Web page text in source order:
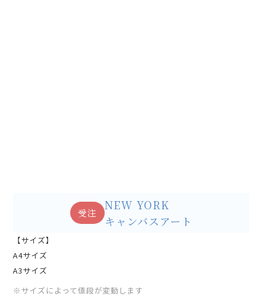
受注
NEW YORK
キャンバスアート
【サイズ】
A4サイズ
A3サイズ
※サイズによって値段が変動します